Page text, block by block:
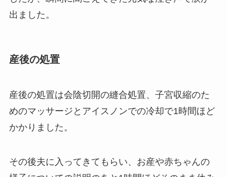
出ました。
産後の処置
産後の処置は会陰切開の縫合処置、子宮収縮のた
めのマッサージとアイスノンでの冷却で1時間ほど
かかりました。
その後夫に入ってきてもらい、お産や赤ちゃんの